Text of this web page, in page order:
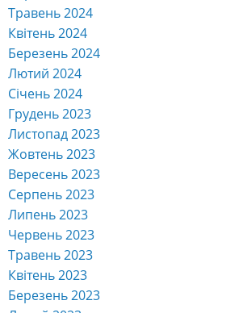
Травень 2024
Квітень 2024
Березень 2024
Лютий 2024
Січень 2024
Грудень 2023
Листопад 2023
Жовтень 2023
Вересень 2023
Серпень 2023
Липень 2023
Червень 2023
Травень 2023
Квітень 2023
Березень 2023